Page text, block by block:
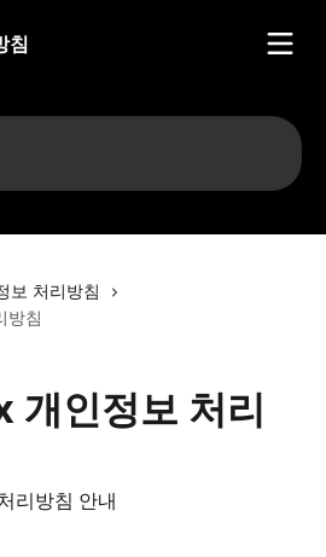
보 처리방침
방침
개인정보 처리
리방침 안내